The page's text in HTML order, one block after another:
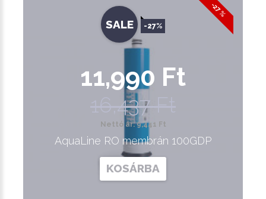
-27 %
SALE -27%
11,990 Ft
16,437 Ft
Nettó ár: 9,441 Ft
AquaLine RO membrán 100GDP
KOSÁRBA